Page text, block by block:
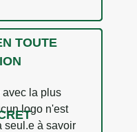
TOUTE
avec la plus
logo n'est
seul.e à savoir